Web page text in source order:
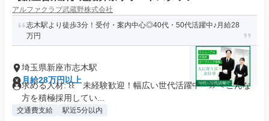
アルファクラブ武蔵野株式会社
志木駅より徒歩3分！受付・案内中心◎40代・50代活躍中♪月給28
万円
埼玉県新座市志木駅
月給28万円以上
求める人材: ꒰꒰ 未経験歓迎！幅広い世代活躍中 ꒱꒱ ＜こんな
方を積極採用してい...
交通費支給 駅近5分以内